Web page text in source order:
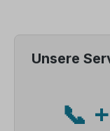
Unsere
📞